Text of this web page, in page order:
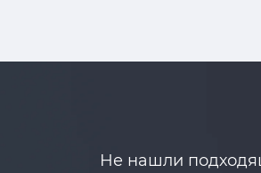
Не нашли